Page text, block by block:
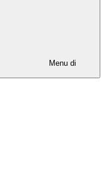
Menu di